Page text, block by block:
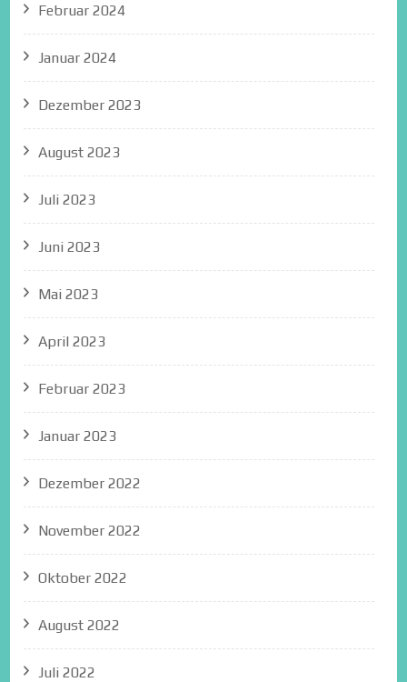
Februar 2024
Januar 2024
Dezember 2023
August 2023
Juli 2023
Juni 2023
Mai 2023
April 2023
Februar 2023
Januar 2023
Dezember 2022
November 2022
Oktober 2022
August 2022
Juli 2022